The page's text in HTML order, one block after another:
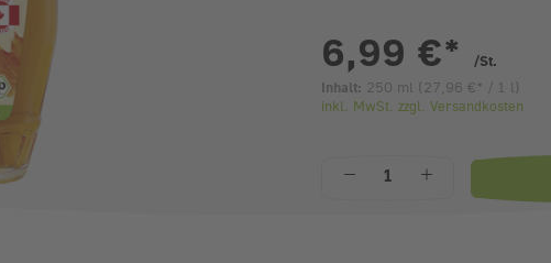
6,99 €* /St.
Inhalt: 250 ml ( 27,96 € * / 1 l)
inkl. MwSt. zzgl. Versandkosten
Anzahl